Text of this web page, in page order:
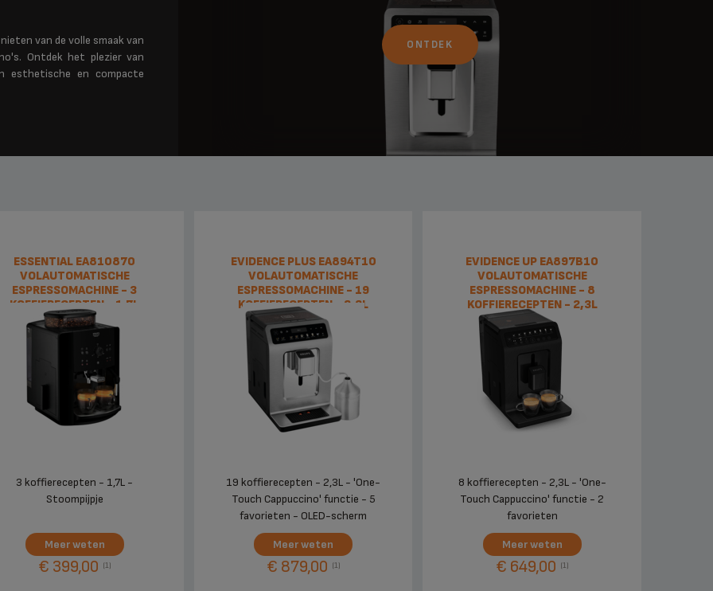
van de volle smaak van
Ontdek het plezier van
esthetische en compacte
ONTDEK
ESSENTIAL EA810870
VOLAUTOMATISCHE
ESPRESSOMACHINE - 3
KOFFIERECEPTEN - 1,7L
3 koffierecepten - 1,7L -
Stoompijpje
Meer weten
€ 399,00 (1)
EVIDENCE PLUS EA894T10
VOLAUTOMATISCHE
ESPRESSOMACHINE - 19
KOFFIERECEPTEN - 2,3L
19 koffierecepten - 2,3L - 'One-
Touch Cappuccino' functie - 5
favorieten - OLED-scherm
Meer weten
€ 879,00 (1)
EVIDENCE UP EA897B10
VOLAUTOMATISCHE
ESPRESSOMACHINE - 8
KOFFIERECEPTEN - 2,3L
8 koffierecepten - 2,3L - 'One-
Touch Cappuccino' functie - 2
favorieten
Meer weten
€ 649,00 (1)